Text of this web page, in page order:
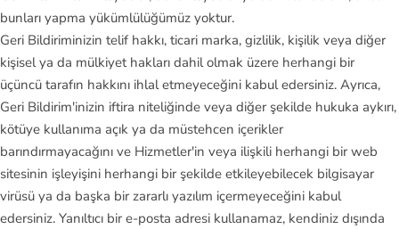
bunları yapma yükümlülüğümüz yoktur.
Geri Bildiriminizin telif hakkı, ticari marka, gizlilik, kişilik veya diğer
kişisel ya da mülkiyet hakları dahil olmak üzere herhangi bir
üçüncü tarafın hakkını ihlal etmeyeceğini kabul edersiniz. Ayrıca,
Geri Bildirim'inizin iftira niteliğinde veya diğer şekilde hukuka aykırı,
kötüye kullanıma açık ya da müstehcen içerikler
barındırmayacağını ve Hizmetler'in veya ilişkili herhangi bir web
sitesinin işleyişini herhangi bir şekilde etkileyebilecek bilgisayar
virüsü ya da başka bir zararlı yazılım içermeyeceğini kabul
edersiniz. Yanıltıcı bir e‑posta adresi kullanamaz, kendiniz dışında